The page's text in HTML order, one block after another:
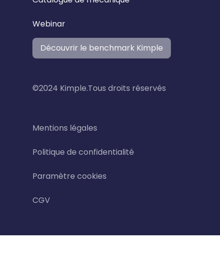
Webinar
Découvrir le benchmark Kimple
©2024 Kimple.Tous droits réservés
Mentions légales
Politique de confidentialité
Paramètre cookies
CGV